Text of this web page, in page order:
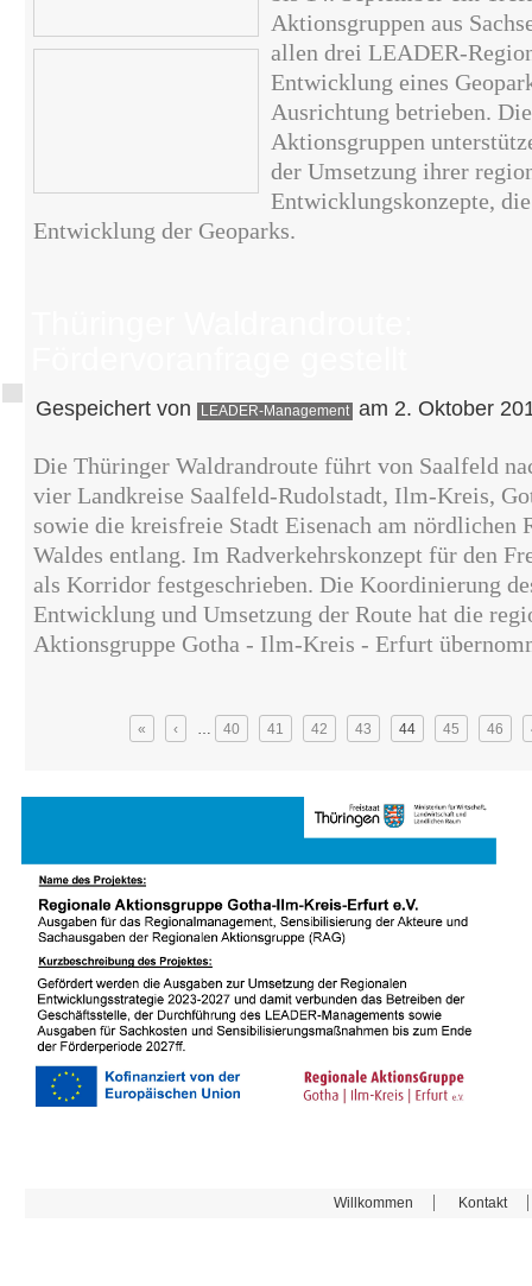
Aktionsgruppen aus
allen drei LEADER-
Entwicklung eines
Ausrichtung betrieben.
Aktionsgruppen
der Umsetzung ihrer
Entwicklungskonzepte,
Entwicklung der Geoparks.
Gespeichert von LEADER-Management am 2. Oktober
Die Thüringer Waldrandroute führt von Saalfeld
vier Landkreise Saalfeld-Rudolstadt, Ilm-Kreis,
sowie die kreisfreie Stadt Eisenach am nördlichen
Waldes entlang. Im Radverkehrskonzept für den
als Korridor festgeschrieben. Die Koordinierung
Entwicklung und Umsetzung der Route hat die
Aktionsgruppe Gotha - Ilm-Kreis - Erfurt
« ‹ … 40 41 42 43 44 45 46
Willkommen Kontakt